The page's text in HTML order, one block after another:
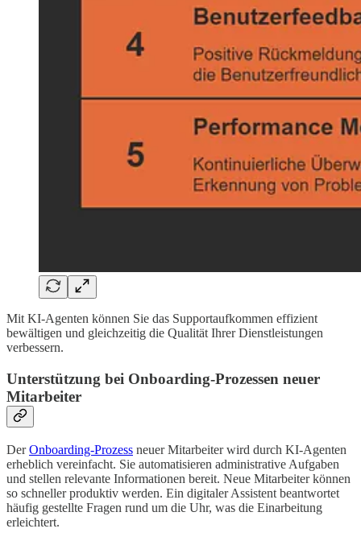
Mit KI-Agenten können Sie das Supportaufkommen effizient
bewältigen und gleichzeitig die Qualität Ihrer Dienstleistungen
verbessern.
Unterstützung bei Onboarding-Prozessen neuer
Mitarbeiter
DerOnboarding-Prozess neuer Mitarbeiter wird durch KI-Agenten
erheblich vereinfacht. Sie automatisieren administrative Aufgaben
und stellen relevante Informationen bereit. Neue Mitarbeiter können
so schneller produktiv werden. Ein digitaler Assistent beantwortet
häufig gestellte Fragen rund um die Uhr, was die Einarbeitung
erleichtert.